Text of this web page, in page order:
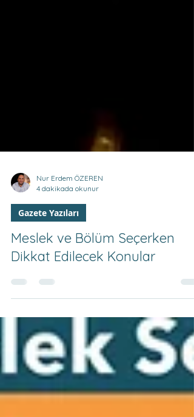
Nur Erdem ÖZEREN
4 dakikada okunur
Gazete Yazıları
Meslek ve Bölüm Seçerken
Dikkat Edilecek Konular